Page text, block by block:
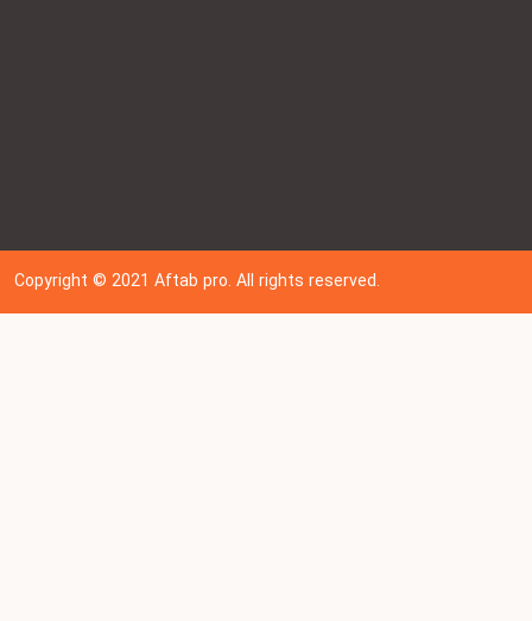
Copyright © 202 1Aftab pro. All rights reserved.